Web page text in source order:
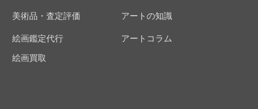
美術品・査定評価
絵画鑑定代行
絵画買取
アートの知識
アートコラム